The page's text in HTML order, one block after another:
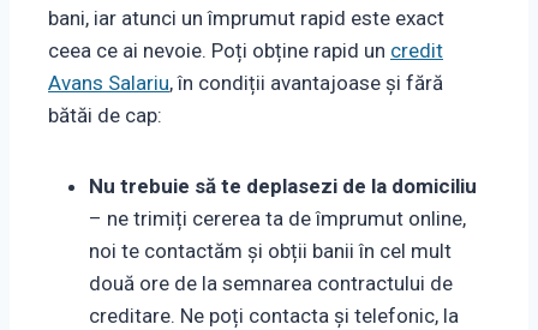
bani, iar atunci un împrumut rapid este exact
ceea ce ai nevoie. Poți obține rapid un credit
Avans Salariu, în condiții avantajoase și fără
bătăi de cap:
Nu trebuie să te deplasezi de la domiciliu
– ne trimiți cererea ta de împrumut online,
noi te contactăm și obții banii în cel mult
două ore de la semnarea contractului de
creditare. Ne poți contacta și telefonic, la